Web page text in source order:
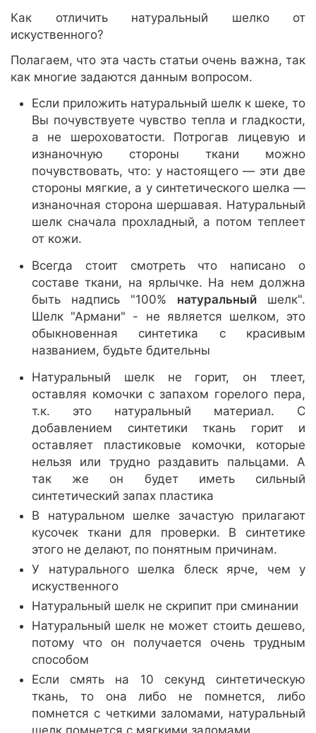
Как отличить натуральный шелко от
искуственного?
Полагаем, что эта часть статьи очень важна, так
как многие задаются данным вопросом.
Если приложить натуральный шелк к шеке, то
Вы почувствуете чувство тепла и гладкости,
а не шероховатости. Потрогав лицевую и
изнаночную стороны ткани можно
почувствовать, что: у настоящего — эти две
стороны мягкие, а у синтетического шелка —
изнаночная сторона шершавая. Натуральный
шелк сначала прохладный, а потом теплеет
от кожи.
Всегда стоит смотреть что написано о
составе ткани, на ярлычке. На нем должна
быть надпись "100% натуральный шелк".
Шелк "Армани" - не является шелком, это
обыкновенная синтетика с красивым
названием, будьте бдительны
Натуральный шелк не горит, он тлеет,
оставляя комочки с запахом горелого пера,
т.к. это натуральный материал. С
добавлением синтетики ткань горит и
оставляет пластиковые комочки, которые
нельзя или трудно раздавить пальцами. А
так же он будет иметь сильный
синтетический запах пластика
В натуральном шелке зачастую прилагают
кусочек ткани для проверки. В синтетике
этого не делают, по понятным причинам.
У натурального шелка блеск ярче, чем у
искуственного
Натуральный шелк не скрипит при сминании
Натуральный шелк не может стоить дешево,
потому что он получается очень трудным
способом
Если смять на 10 секунд синтетическую
ткань, то она либо не помнется, либо
помнется с четкими заломами, натуральный